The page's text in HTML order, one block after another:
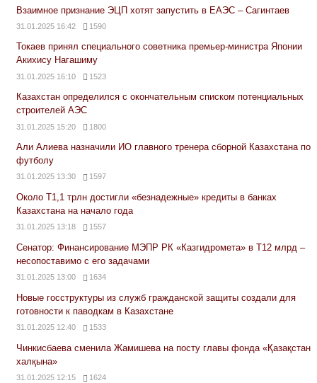
Взаимное признание ЭЦП хотят запустить в ЕАЭС – Сагинтаев
31.01.2025 16:42 1590
Токаев принял специального советника премьер-министра Японии
Акихису Нагашиму
31.01.2025 16:10 1523
Казахстан определился с окончательным списком потенциальных
строителей АЭС
31.01.2025 15:20 1800
Али Алиева назначили ИО главного тренера сборной Казахстана по
футболу
31.01.2025 13:30 1597
Около Т1,1 трлн достигли «безнадежные» кредиты в банках
Казахстана на начало года
31.01.2025 13:18 1557
Сенатор: Финансирование МЭПР РК «Казгидромета» в Т12 млрд –
несопоставимо с его задачами
31.01.2025 13:00 1634
Новые госструктуры из служб гражданской защиты создали для
готовности к паводкам в Казахстане
31.01.2025 12:40 1533
Чинкисбаева сменила Жамишева на посту главы фонда «Қазақстан
халқына»
31.01.2025 12:15 1624